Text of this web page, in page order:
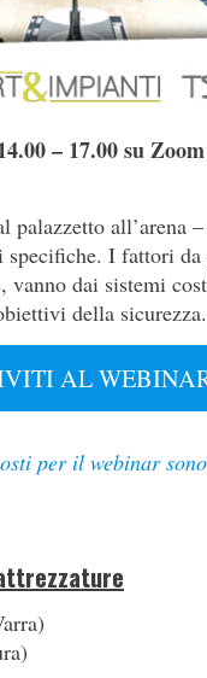
– 17.00 su Zoom
all’arena
I fattori
vanno dai sistemi
della sicurezza.
AL
per il webinar